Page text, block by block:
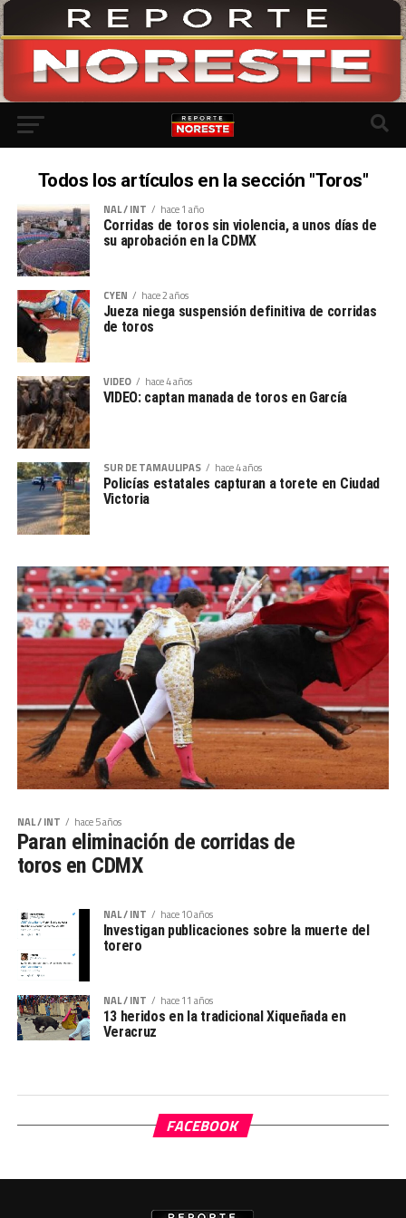
Todos los artículos en la sección "Toros"
NAL / INT hace 1 año
Corridas de toros sin violencia, a unos días de
su aprobación en la CDMX
CYEN hace 2 años
Jueza niega suspensión definitiva de corridas
de toros
VIDEO hace 4 años
VIDEO: captan manada de toros en García
SUR DE TAMAULIPAS hace 4 años
Policías estatales capturan a torete en Ciudad
Victoria
NAL / INT hace 5 años
Paran eliminación de corridas de
toros en CDMX
NAL / INT hace 10 años
Investigan publicaciones sobre la muerte del
torero
NAL / INT hace 11 años
13 heridos en la tradicional Xiqueñada en
Veracruz
FACEBOOK